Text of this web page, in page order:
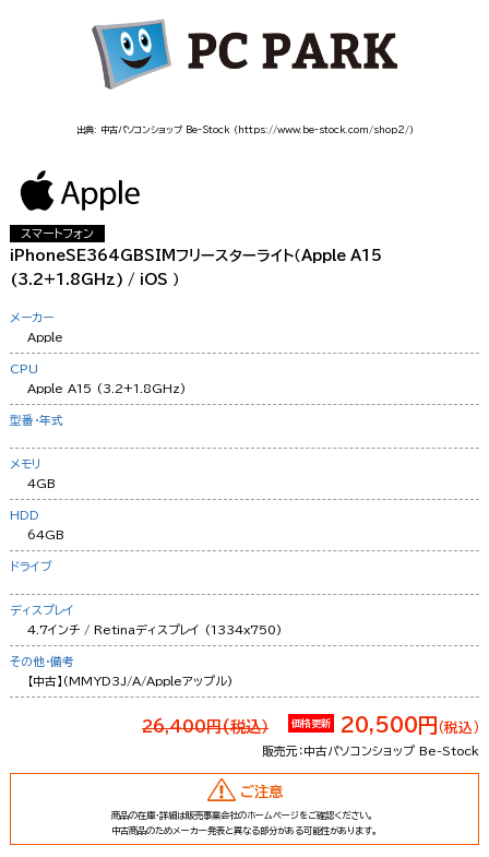
出典: 中古パソコンショップ Be-Stock （https://www.be-stock.com/shop2/）
スマートフォン
iPhoneSE364GBSIMフリースターライト（Apple A15
(3.2+1.8GHz) / iOS ）
メーカー
Apple
CPU
Apple A15 (3.2+1.8GHz)
型番・年式
メモリ
4GB
HDD
64GB
ドライブ
ディスプレイ
4.7インチ / Retinaディスプレイ (1334x750)
その他・備考
【中古】(MMYD3J/A/Appleアップル)
26,400円(税込） 価格更新 20,500円 （税込）
販売元：中古パソコンショップ Be-Stock
ご注意
商品の在庫・詳細は販売事業会社のホームページをご確認ください。
中古商品のためメーカー発表と異なる部分がある可能性があります。